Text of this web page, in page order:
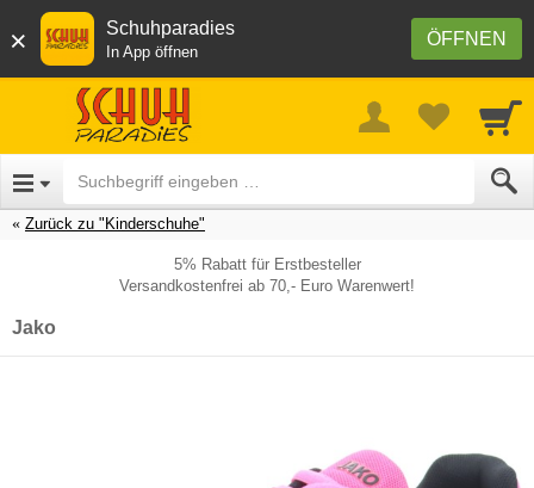
× ÖFFNEN
Schuhparadies
In App öffnen
Zurück zu "Kinderschuhe"
5% Rabatt für Erstbesteller
Versandkostenfrei ab 70,- Euro Warenwert!
Jako